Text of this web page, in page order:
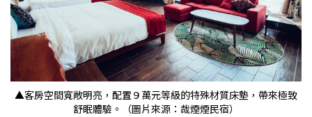
▲客房空間寬敞明亮，配置９萬元等級的特殊材質床墊，帶來極致
舒眠體驗。（圖片來源：哉煙煙民宿）